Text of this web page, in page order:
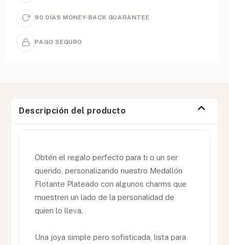
90 DÍAS MONEY-BACK GUARANTEE
PAGO SEGURO
Descripción del producto
Obtén el regalo perfecto para ti o un ser
querido, personalizando nuestro Medallón
Flotante Plateado con algunos charms que
muestren un lado de la personalidad de
quien lo lleva.
Una joya simple pero sofisticada, lista para